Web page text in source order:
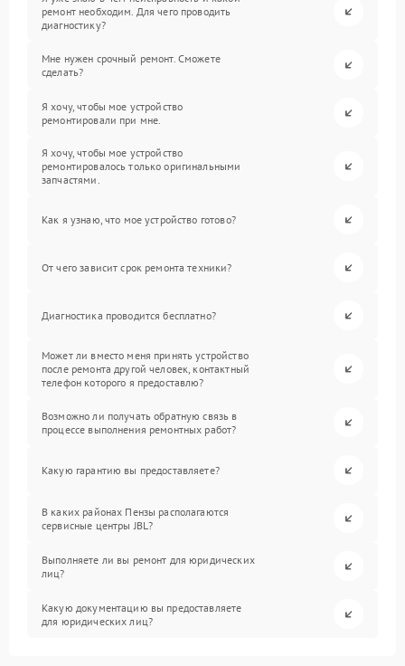
ремонт необходим. Для чего проводить
диагностику?
Мне нужен срочный ремонт. Сможете
сделать?
Я хочу, чтобы мое устройство
ремонтировали при мне.
Я хочу, чтобы мое устройство
ремонтировалось только оригинальными
запчастями.
Как я узнаю, что мое устройство готово?
От чего зависит срок ремонта техники?
Диагностика проводится бесплатно?
Может ли вместо меня принять устройство
после ремонта другой человек, контактный
телефон которого я предоставлю?
Возможно ли получать обратную связь в
процессе выполнения ремонтных работ?
Какую гарантию вы предоставляете?
В каких районах Пензы располагаются
сервисные центры JBL?
Выполняете ли вы ремонт для юридических
лиц?
Какую документацию вы предоставляете
для юридических лиц?